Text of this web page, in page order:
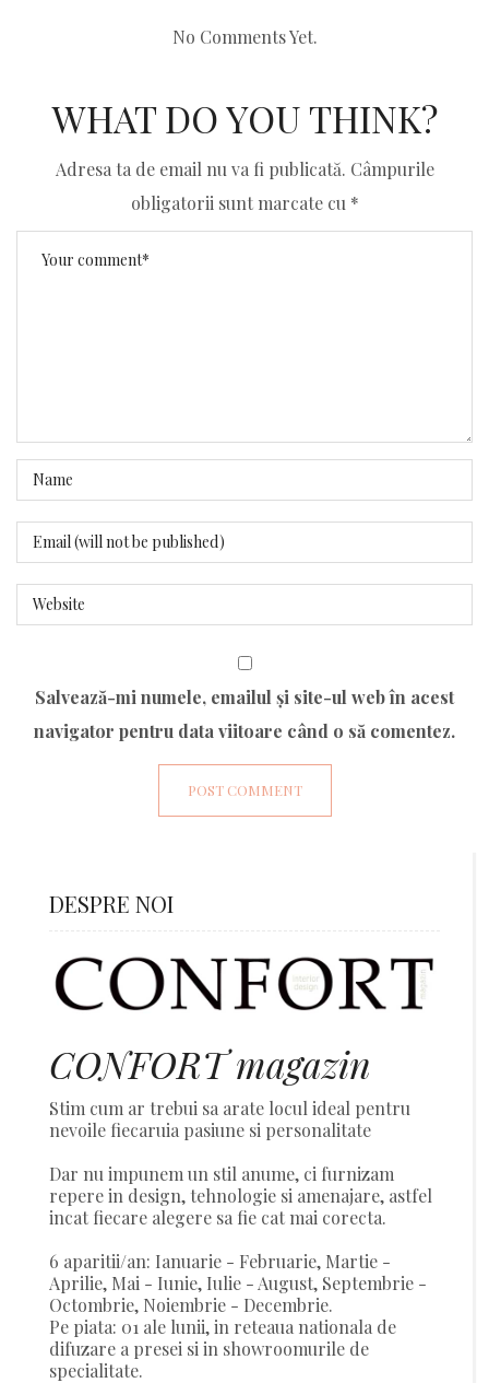
No Comments Yet.
WHAT DO YOU THINK?
Adresa ta de email nu va fi publicată. Câmpurile
obligatorii sunt marcate cu *
Salvează-mi numele, emailul și site-ul web în acest
navigator pentru data viitoare când o să comentez.
DESPRE NOI
CONFORT magazin
Stim cum ar trebui sa arate locul ideal pentru
nevoile fiecaruia pasiune si personalitate
Dar nu impunem un stil anume, ci furnizam
repere in design, tehnologie si amenajare, astfel
incat fiecare alegere sa fie cat mai corecta.
6 aparitii/an: Ianuarie - Februarie, Martie -
Aprilie, Mai - Iunie, Iulie - August, Septembrie -
Octombrie, Noiembrie - Decembrie.
Pe piata: 01 ale lunii, in reteaua nationala de
difuzare a presei si in showroomurile de
specialitate.